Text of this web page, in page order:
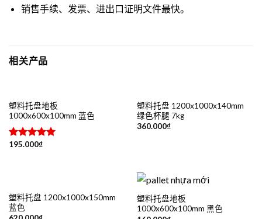
销售手续、发票、进出口证明文件最快。
相关产品
塑料托盘地板
1000x600x100mm 蓝色
评分5.00
195.000₫
塑料托盘 1200x1000x140mm
绿色杯腿 7kg
360.000₫
塑料托盘 1200x1000x150mm
蓝色
塑料托盘地板
1000x600x100mm 黑色